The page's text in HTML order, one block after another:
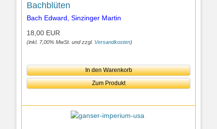
Bachblüten
Bach Edward, Sinzinger Martin
18,00 EUR
(inkl. 7,00% MwSt. und zzgl. Versandkosten)
In den Warenkorb
Zum Produkt